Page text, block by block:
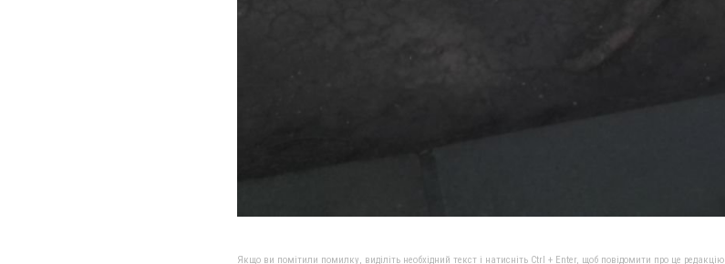
Якщо ви помітили помилку, виділіть необхідний текст і натисніть Ctrl + Enter, щоб повідомити про це редакцію